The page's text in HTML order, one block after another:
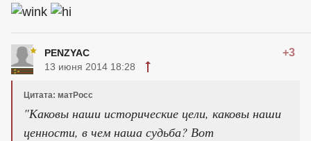
PENZYAC +3
13 июня 2014 18:28
Цитата: матРосс
"Каковы наши исторические цели, каковы наши
ценности, в чем наша судьба? Вот